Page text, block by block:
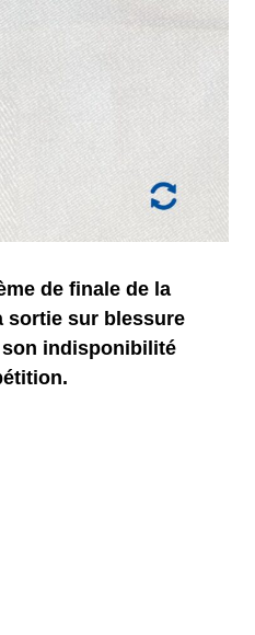
de finale de la
sortie sur blessure
son indisponibilité